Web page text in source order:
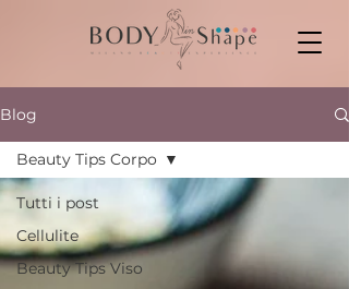
Blog
Tutti i post
Cellulite
Beauty Tips Viso
Beauty Tips Corpo